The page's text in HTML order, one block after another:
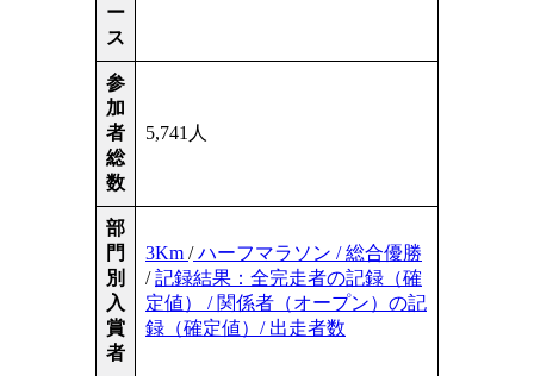
ー
ス
参
加
者
総
数
5,741人
部
門
別
入
賞
者
3Km /ハーフマラソン / 総合優勝
/記録結果：全完走者の記録（確
定値） / 関係者（オープン）の記
録（確定値）/ 出走者数